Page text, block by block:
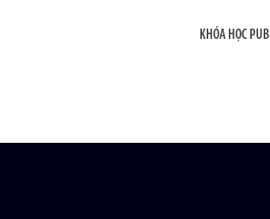
KHÓA HỌC